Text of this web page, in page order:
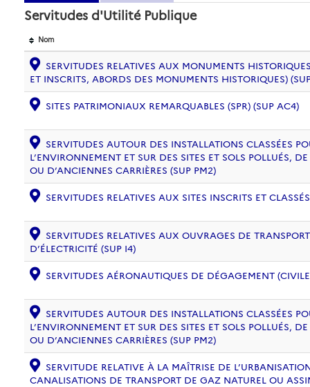
Servitudes d'Utilité Publique
Nom
SERVITUDES RELATIVES AUX MONUMENTS
ET INSCRITS, ABORDS DES MONUMENTS HISTORIQUES)
SITES PATRIMONIAUX REMARQUABLES (SPR) (SUP AC4)
SERVITUDES AUTOUR DES INSTALLATIONS CLASSÉES
L’ENVIRONNEMENT ET SUR DES SITES ET SOLS POLLUÉS,
OU D’ANCIENNES CARRIÈRES (SUP PM2)
SERVITUDES RELATIVES AUX SITES INSCRITS ET
SERVITUDES RELATIVES AUX OUVRAGES DE
D’ÉLECTRICITÉ (SUP I4)
SERVITUDES AÉRONAUTIQUES DE DÉGAGEMENT
SERVITUDES AUTOUR DES INSTALLATIONS CLASSÉES
L’ENVIRONNEMENT ET SUR DES SITES ET SOLS POLLUÉS,
OU D’ANCIENNES CARRIÈRES (SUP PM2)
SERVITUDE RELATIVE À LA MAÎTRISE DE
CANALISATIONS DE TRANSPORT DE GAZ NATUREL OU